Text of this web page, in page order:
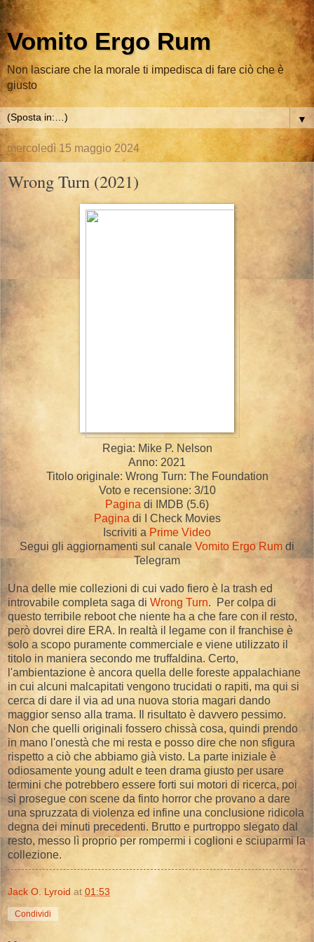
Vomito Ergo Rum
Non lasciare che la morale ti impedisca di fare ciò che è
giusto
▼
mercoledì 15 maggio 2024
Wrong Turn (2021)
Regia: Mike P. Nelson
Anno: 2021
Titolo originale: Wrong Turn: The Foundation
Voto e recensione: 3/10
Pagina di IMDB (5.6)
Pagina di I Check Movies
Iscriviti a Prime Video
Segui gli aggiornamenti sul canale Vomito Ergo Rum di
Telegram
Una delle mie collezioni di cui vado fiero è la trash ed
introvabile completa saga di Wrong Turn. Per colpa di
questo terribile reboot che niente ha a che fare con il resto,
però dovrei dire ERA. In realtà il legame con il franchise è
solo a scopo puramente commerciale e viene utilizzato il
titolo in maniera secondo me truffaldina. Certo,
l'ambientazione è ancora quella delle foreste appalachiane
in cui alcuni malcapitati vengono trucidati o rapiti, ma qui si
cerca di dare il via ad una nuova storia magari dando
maggior senso alla trama. Il risultato è davvero pessimo.
Non che quelli originali fossero chissà cosa, quindi prendo
in mano l'onestà che mi resta e posso dire che non sfigura
rispetto a ciò che abbiamo già visto. La parte iniziale è
odiosamente young adult e teen drama giusto per usare
termini che potrebbero essere forti sui motori di ricerca, poi
si prosegue con scene da finto horror che provano a dare
una spruzzata di violenza ed infine una conclusione ridicola
degna dei minuti precedenti. Brutto e purtroppo slegato dal
resto, messo lì proprio per rompermi i coglioni e sciuparmi la
collezione.
Jack O. Lyroid at 01:53
Condividi